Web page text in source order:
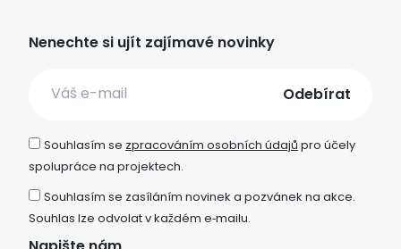
Nenechte si ujít zajímavé novinky
Souhlasím sezpracováním osobních údajůpro účely
spolupráce na projektech.
Souhlasím se zasíláním novinek a pozvánek na akce.
Souhlas lze odvolat v každém e‑mailu.